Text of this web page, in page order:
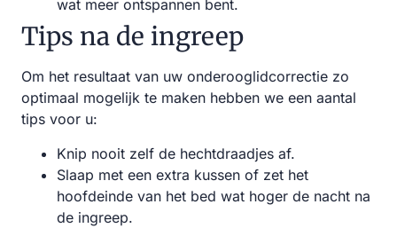
wat meer ontspannen bent.
Tips na de ingreep
Om het resultaat van uw onderooglidcorrectie zo
optimaal mogelijk te maken hebben we een aantal
tips voor u:
Knip nooit zelf de hechtdraadjes af.
Slaap met een extra kussen of zet het
hoofdeinde van het bed wat hoger de nacht na
de ingreep.